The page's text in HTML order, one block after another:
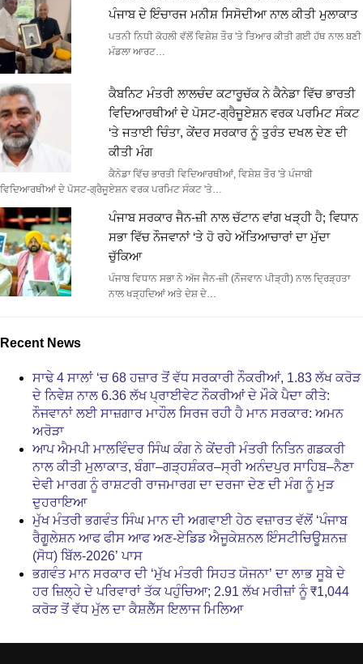
ਪੰਜਾਬ ਦੇ ਇੰਚਾਰਜ ਮਨੀਸ਼ ਸਿਸੋਦੀਆ ਨਾਲ ਕੀਤੀ ਮੁਲਾਕਾਤ
ਪਤਨੀ ਨਿਧੀ ਕੋਹਲੀ ਵੱਲੋਂ ਵਿਸ਼ੇਸ਼ ਤੌਰ 'ਤੇ ਤਿਆਰ ਕੀਤੀ ਗਈ ਹੱਥ ਨਾਲ ਬਣੀ
ਮੰਡਲਾ ਆਰਟ…
ਕੈਬਨਿਟ ਮੰਤਰੀ ਲਾਲਚੰਦ ਕਟਾਰੂਚੱਕ ਨੇ ਕੈਨੇਡਾ ਵਿੱਚ ਭਾਰਤੀ
ਵਿਦਿਆਰਥੀਆਂ ਦੇ ਪੋਸਟ-ਗ੍ਰੈਜੂਏਸ਼ਨ ਵਰਕ ਪਰਮਿਟ ਸੰਕਟ
‘ਤੇ ਜਤਾਈ ਚਿੰਤਾ, ਕੇਂਦਰ ਸਰਕਾਰ ਨੂੰ ਤੁਰੰਤ ਦਖਲ ਦੇਣ ਦੀ
ਕੀਤੀ ਮੰਗ
ਕੈਨੇਡਾ ਵਿੱਚ ਭਾਰਤੀ ਵਿਦਿਆਰਥੀਆਂ, ਵਿਸ਼ੇਸ਼ ਤੌਰ 'ਤੇ ਪੰਜਾਬੀ
ਵਿਦਿਆਰਥੀਆਂ ਦੇ ਪੋਸਟ-ਗ੍ਰੈਜੂਏਸ਼ਨ ਵਰਕ ਪਰਮਿਟ ਸੰਕਟ 'ਤੇ…
ਪੰਜਾਬ ਸਰਕਾਰ ਜੈਨ-ਜ਼ੀ ਨਾਲ ਚੱਟਾਨ ਵਾਂਗ ਖੜ੍ਹੀ ਹੈ; ਵਿਧਾਨ
ਸਭਾ ਵਿੱਚ ਨੌਜਵਾਨਾਂ ‘ਤੇ ਹੋ ਰਹੇ ਅੱਤਿਆਚਾਰਾਂ ਦਾ ਮੁੱਦਾ
ਚੁੱਕਿਆ
ਪੰਜਾਬ ਵਿਧਾਨ ਸਭਾ ਨੇ ਅੱਜ ਜੈਨ-ਜ਼ੀ (ਨੌਜਵਾਨ ਪੀੜ੍ਹੀ) ਨਾਲ ਦ੍ਰਿੜ੍ਹਤਾ
ਨਾਲ ਖੜ੍ਹਦਿਆਂ ਅਤੇ ਦੇਸ਼ ਦੇ…
Recent News
ਸਾਢੇ 4 ਸਾਲਾਂ ‘ਚ 68 ਹਜ਼ਾਰ ਤੋਂ ਵੱਧ ਸਰਕਾਰੀ ਨੌਕਰੀਆਂ, 1.83 ਲੱਖ ਕਰੋੜ
ਦੇ ਨਿਵੇਸ਼ ਨਾਲ 6.36 ਲੱਖ ਪ੍ਰਾਈਵੇਟ ਨੌਕਰੀਆਂ ਦੇ ਮੌਕੇ ਪੈਦਾ ਕੀਤੇ:
ਨੌਜਵਾਨਾਂ ਲਈ ਸਾਜ਼ਗਾਰ ਮਾਹੌਲ ਸਿਰਜ ਰਹੀ ਹੈ ਮਾਨ ਸਰਕਾਰ: ਅਮਨ
ਅਰੋੜਾ
ਆਪ ਐਮਪੀ ਮਾਲਵਿੰਦਰ ਸਿੰਘ ਕੰਗ ਨੇ ਕੇਂਦਰੀ ਮੰਤਰੀ ਨਿਤਿਨ ਗਡਕਰੀ
ਨਾਲ ਕੀਤੀ ਮੁਲਾਕਾਤ, ਬੰਗਾ–ਗੜ੍ਹਸ਼ੰਕਰ–ਸ੍ਰੀ ਅਨੰਦਪੁਰ ਸਾਹਿਬ–ਨੈਣਾ
ਦੇਵੀ ਮਾਰਗ ਨੂੰ ਰਾਸ਼ਟਰੀ ਰਾਜਮਾਰਗ ਦਾ ਦਰਜਾ ਦੇਣ ਦੀ ਮੰਗ ਨੂੰ ਮੁੜ
ਦੁਹਰਾਇਆ
ਮੁੱਖ ਮੰਤਰੀ ਭਗਵੰਤ ਸਿੰਘ ਮਾਨ ਦੀ ਅਗਵਾਈ ਹੇਠ ਵਜ਼ਾਰਤ ਵੱਲੋਂ ‘ਪੰਜਾਬ
ਰੈਗੂਲੇਸ਼ਨ ਆਫ ਫੀਸ ਆਫ ਅਣ-ਏਡਿਡ ਐਜੂਕੇਸ਼ਨਲ ਇੰਸਟੀਚਿਊਸ਼ਨਜ਼
(ਸੋਧ) ਬਿੱਲ-2026’ ਪਾਸ
ਭਗਵੰਤ ਮਾਨ ਸਰਕਾਰ ਦੀ ‘ਮੁੱਖ ਮੰਤਰੀ ਸਿਹਤ ਯੋਜਨਾ’ ਦਾ ਲਾਭ ਸੂਬੇ ਦੇ
ਹਰ ਜ਼ਿਲ੍ਹੇ ਦੇ ਪਰਿਵਾਰਾਂ ਤੱਕ ਪਹੁੰਚਿਆ; 2.91 ਲੱਖ ਮਰੀਜ਼ਾਂ ਨੂੰ ₹1,044
ਕਰੋੜ ਤੋਂ ਵੱਧ ਮੁੱਲ ਦਾ ਕੈਸ਼ਲੈੱਸ ਇਲਾਜ ਮਿਲਿਆ